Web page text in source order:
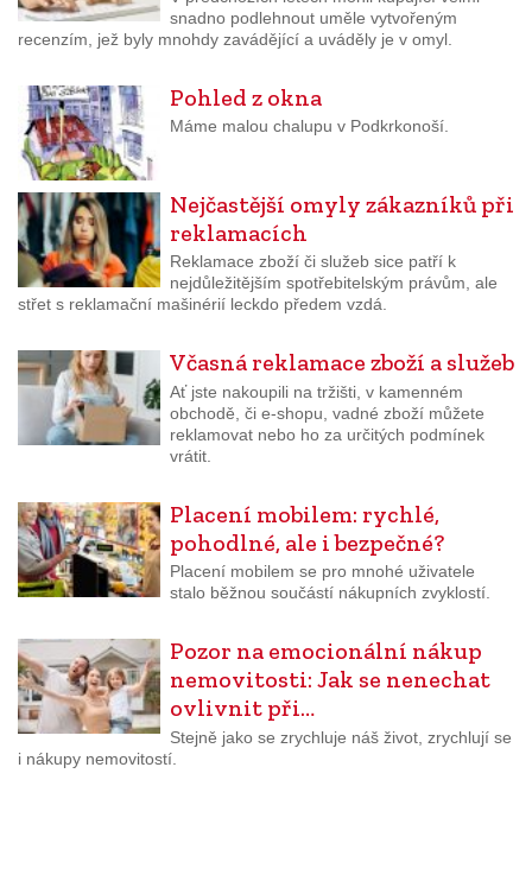
snadno podlehnout uměle vytvořeným
recenzím, jež byly mnohdy zavádějící a uváděly je v omyl.
Pohled z okna
Máme malou chalupu v Podkrkonoší.
Nejčastější omyly zákazníků při
reklamacích
Reklamace zboží či služeb sice patří k
nejdůležitějším spotřebitelským právům, ale
střet s reklamační mašinérií leckdo předem vzdá.
Včasná reklamace zboží a služeb
Ať jste nakoupili na tržišti, v kamenném
obchodě, či e-shopu, vadné zboží můžete
reklamovat nebo ho za určitých podmínek
vrátit.
Placení mobilem: rychlé,
pohodlné, ale i bezpečné?
Placení mobilem se pro mnohé uživatele
stalo běžnou součástí nákupních zvyklostí.
Pozor na emocionální nákup
nemovitosti: Jak se nenechat
ovlivnit při…
Stejně jako se zrychluje náš život, zrychlují se
i nákupy nemovitostí.